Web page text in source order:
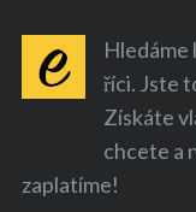
Hledáme
říci. Jste
Získáte
chcete a
zaplatíme!